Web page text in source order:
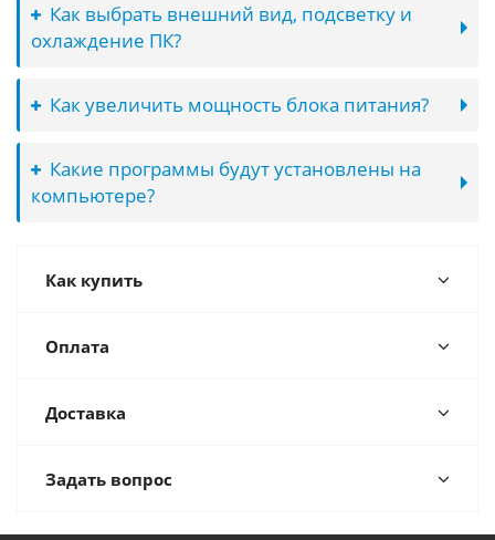
Как выбрать внешний вид, подсветку и
охлаждение ПК?
Как увеличить мощность блока питания?
Какие программы будут установлены на
компьютере?
Как купить
Оплата
Доставка
Задать вопрос